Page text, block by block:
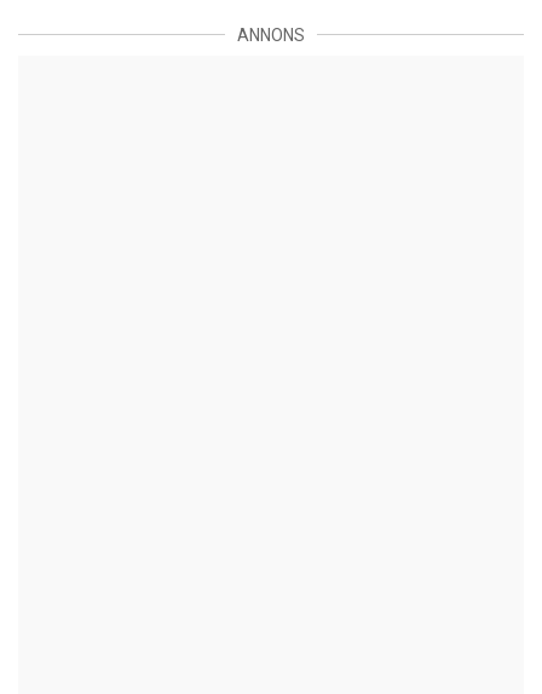
ANNONS